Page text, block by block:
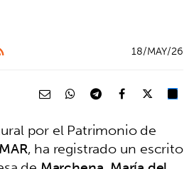
18/MAY/26
por el Patrimonio de
, ha registrado un escrito